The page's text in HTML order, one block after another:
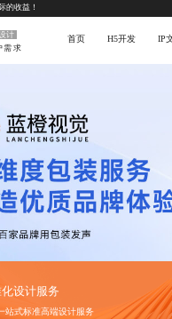
的收益！
计
需求
首页 H5开发 IP
设计服务
站式标准高端设计服务